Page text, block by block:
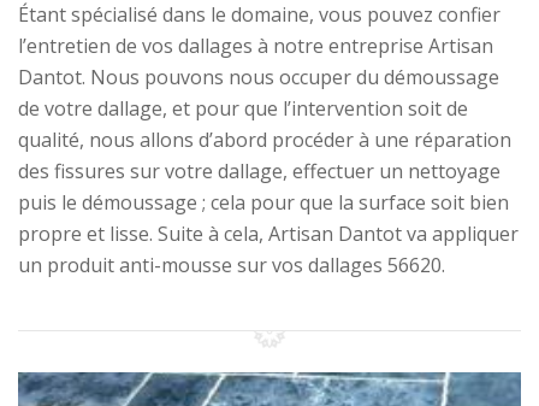
Étant spécialisé dans le domaine, vous pouvez confier
l’entretien de vos dallages à notre entreprise Artisan
Dantot. Nous pouvons nous occuper du démoussage
de votre dallage, et pour que l’intervention soit de
qualité, nous allons d’abord procéder à une réparation
des fissures sur votre dallage, effectuer un nettoyage
puis le démoussage ; cela pour que la surface soit bien
propre et lisse. Suite à cela, Artisan Dantot va appliquer
un produit anti-mousse sur vos dallages 56620.